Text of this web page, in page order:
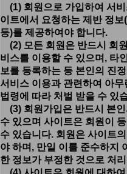
(1) 회원으로 가입하여 서
이트에서 요청하는 제반 정
등)를 제공하여야 합니다.
(2) 모든 회원은 반드시 회
비스를 이용할 수 있으며, 타
보를 등록하는 등 본인의 진
서비스 이용과 관련하여 아무
법령에 따라 처벌 받을 수 있
(3) 회원가입은 반드시 본
수 있으며 사이트은 회원이
수 있습니다. 회원은 사이트
야 하며, 만일 이를 준수하지
한 정보가 부정한 것으로 처